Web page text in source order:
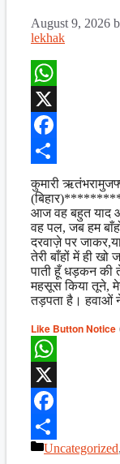
August 9, 2026
lekhak
WhatsApp
X
Facebook
Share
कुमारी
आज वह बहुत याद
वह पल, जब हम
दरवाज़े पर
तेरी बाँहों में ही
पाती हूँ धड़कन की
महसूस किया तूने,
तड़पता है। हवाओं
Like Button Notice
WhatsApp
X
Facebook
Share
Categories
Uncategorized